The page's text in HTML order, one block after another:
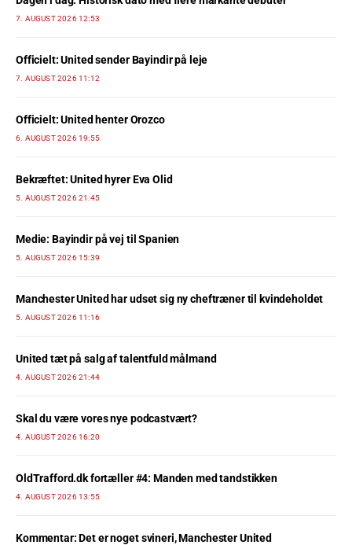
7. AUGUST 2026 12:53
Officielt: United sender Bayindir på leje
7. AUGUST 2026 11:12
Officielt: United henter Orozco
6. AUGUST 2026 19:55
Bekræftet: United hyrer Eva Olid
5. AUGUST 2026 21:45
Medie: Bayindir på vej til Spanien
5. AUGUST 2026 15:39
Manchester United har udset sig ny cheftræner til kvindeholdet
5. AUGUST 2026 11:16
United tæt på salg af talentfuld målmand
4. AUGUST 2026 21:44
Skal du være vores nye podcastvært?
4. AUGUST 2026 16:20
OldTrafford.dk fortæller #4: Manden med tandstikken
4. AUGUST 2026 13:55
Kommentar: Det er noget svineri, Manchester United